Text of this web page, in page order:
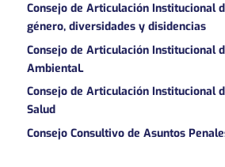
Consejo de Articulación Institucional
género, diversidades y disidencias
Consejo de Articulación Institucional
AmbientaL
Consejo de Articulación Institucional
Salud
Consejo Consultivo de Asuntos